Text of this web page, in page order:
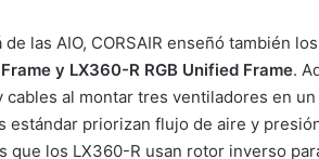
de las AIO, CORSAIR enseñó también los
y LX360-R RGB Unified Frame.
cables al montar tres ventiladores en
estándar priorizan flujo de aire y
que los LX360-R usan rotor inverso